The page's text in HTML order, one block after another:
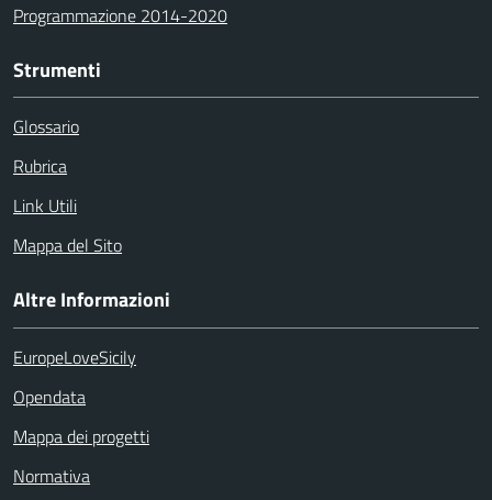
Programmazione 2014-2020
Strumenti
Glossario
Rubrica
Link Utili
Mappa del Sito
Altre Informazioni
EuropeLoveSicily
Opendata
Mappa dei progetti
Normativa